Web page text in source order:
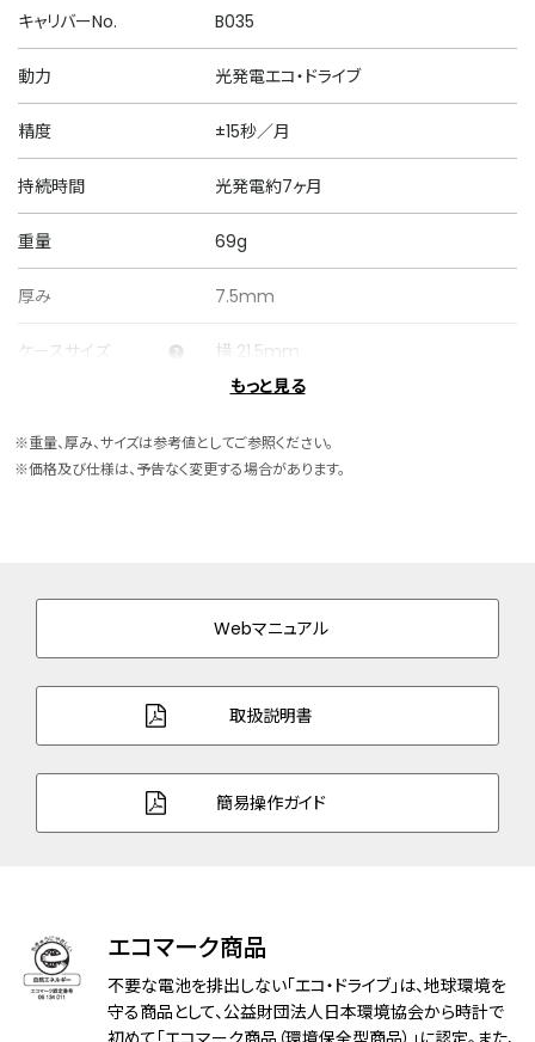
キャリバーNo. B035
動力 光発電エコ・ドライブ
精度 ±15秒／月
持続時間 光発電約7ヶ月
重量 69g
厚み 7.5mm
ケースサイズ 横 21.5mm
ケース表面処理 めっき(グレー色)
バンド幅 16.0mm
バンド調整可能サイ
130～185mm
5気圧防水
機能
充電警告機能
過充電防止機能
フル充電時約7ヶ月可動
もっと見る
※重量、厚み、サイズは参考値としてご参照ください。
※価格及び仕様は、予告なく変更する場合があります。
Webマニュアル
取扱説明書
簡易操作ガイド
エコマーク商品
不要な電池を排出しない「エコ・ドライブ」は、地球環境を
守る商品として、公益財団法人日本環境協会から時計で